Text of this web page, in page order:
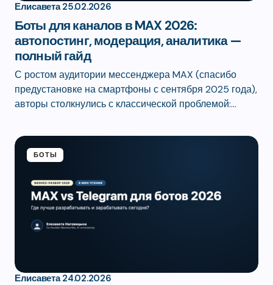
Елисавета 25.02.2026
Боты для каналов в MAX 2026:
автопостинг, модерация, аналитика —
полный гайд
С ростом аудитории мессенджера MAX (спасибо
предустановке на смартфоны с сентября 2025 года),
авторы столкнулись с классической проблемой:…
БОТЫ
Елисавета 24.02.2026